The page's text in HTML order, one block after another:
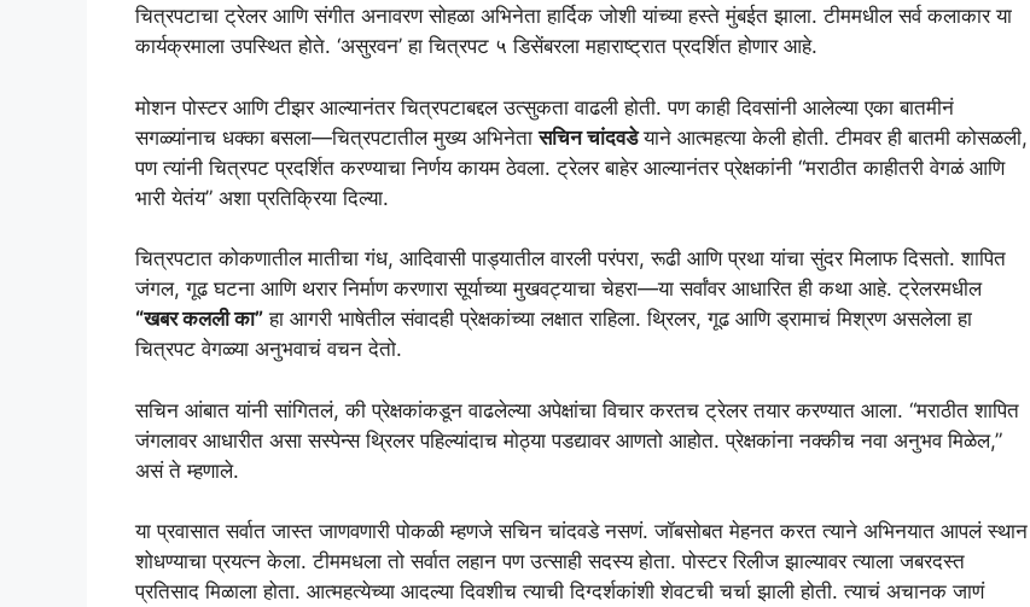
चित्रपटाचा ट्रेलर आणि संगीत अनावरण सोहळा अभिनेता हार्दिक जोशी यांच्या हस्ते मुंबईत झाला. टीममधील सर्व कलाकार या
कार्यक्रमाला उपस्थित होते. ‘असुरवन’ हा चित्रपट ५ डिसेंबरला महाराष्ट्रात प्रदर्शित होणार आहे.
मोशन पोस्टर आणि टीझर आल्यानंतर चित्रपटाबद्दल उत्सुकता वाढली होती. पण काही दिवसांनी आलेल्या एका बातमीनं
सगळ्यांनाच धक्का बसला—चित्रपटातील मुख्य अभिनेतासचिन चांदवडेयाने आत्महत्या केली होती. टीमवर ही बातमी कोसळली,
पण त्यांनी चित्रपट प्रदर्शित करण्याचा निर्णय कायम ठेवला. ट्रेलर बाहेर आल्यानंतर प्रेक्षकांनी “मराठीत काहीतरी वेगळं आणि
भारी येतंय” अशा प्रतिक्रिया दिल्या.
चित्रपटात कोकणातील मातीचा गंध, आदिवासी पाड्यातील वारली परंपरा, रूढी आणि प्रथा यांचा सुंदर मिलाफ दिसतो. शापित
जंगल, गूढ घटना आणि थरार निर्माण करणारा सूर्याच्या मुखवट्याचा चेहरा—या सर्वांवर आधारित ही कथा आहे. ट्रेलरमधील
“खबर कलली का” हा आगरी भाषेतील संवादही प्रेक्षकांच्या लक्षात राहिला. थ्रिलर, गूढ आणि ड्रामाचं मिश्रण असलेला हा
चित्रपट वेगळ्या अनुभवाचं वचन देतो.
सचिन आंबात यांनी सांगितलं, की प्रेक्षकांकडून वाढलेल्या अपेक्षांचा विचार करतच ट्रेलर तयार करण्यात आला. “मराठीत शापित
जंगलावर आधारीत असा सस्पेन्स थ्रिलर पहिल्यांदाच मोठ्या पडद्यावर आणतो आहोत. प्रेक्षकांना नक्कीच नवा अनुभव मिळेल,”
असं ते म्हणाले.
या प्रवासात सर्वात जास्त जाणवणारी पोकळी म्हणजे सचिन चांदवडे नसणं. जॉबसोबत मेहनत करत त्याने अभिनयात आपलं स्थान
शोधण्याचा प्रयत्न केला. टीममधला तो सर्वात लहान पण उत्साही सदस्य होता. पोस्टर रिलीज झाल्यावर त्याला जबरदस्त
प्रतिसाद मिळाला होता. आत्महत्येच्या आदल्या दिवशीच त्याची दिग्दर्शकांशी शेवटची चर्चा झाली होती. त्याचं अचानक जाणं